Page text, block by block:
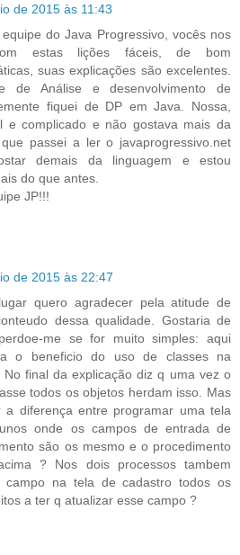
de 2015 às 11:43
do Java Progressivo, vocês nos
estas lições fáceis, de bom
suas explicações são excelentes.
de Análise e desenvolvimento de
fiquei de DP em Java. Nossa,
e complicado e não gostava mais da
passei a ler o javaprogressivo.net
demais da linguagem e estou
do que antes.
JP!!!
de 2015 às 22:47
quero agradecer pela atitude de
dessa qualidade. Gostaria de
me se for muito simples: aqui
o beneficio do uso de classes na
final da explicação diz q uma vez o
todos os objetos herdam isso. Mas
a diferença entre programar uma tela
onde os campos de entrada de
são os mesmo e o procedimento
? Nos dois processos tambem
campo na tela de cadastro todos os
a ter q atualizar esse campo ?